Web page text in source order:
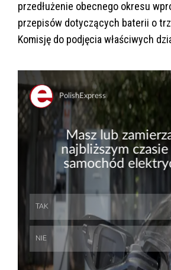
przedłużenie obecnego okresu
przepisów dotyczących baterii o
Komisję do podjęcia właściwych